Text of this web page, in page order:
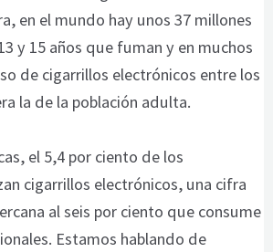
en el mundo hay unos 37 millones
y 15 años que fuman y en muchos
de cigarrillos electrónicos entre los
la de la población adulta.
el 5,4 por ciento de los
cigarrillos electrónicos, una cifra
al seis por ciento que consume
Estamos hablando de